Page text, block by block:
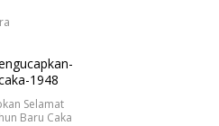
Selamat
Baru Caka